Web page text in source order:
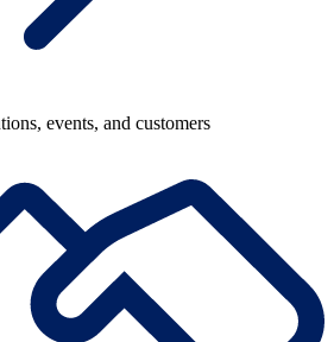
events, and customers